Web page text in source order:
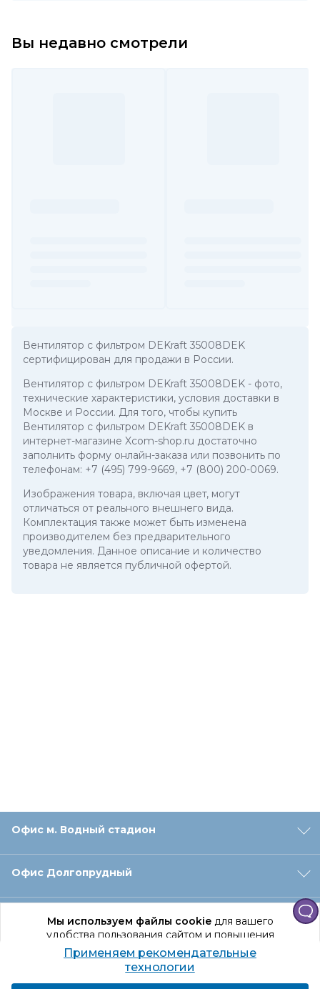
Мы используем файлы cookieдля вашего
удобства пользования сайтом и повышения
качества рекомендаций.
Продолжая использование сайта, вы даете
согласие на обработку персональных данных
Вы недавно смотрели
Вентилятор с фильтром DEKraft 35008DEK
сертифицирован для продажи в России.
Вентилятор с фильтром DEKraft 35008DEK - фото,
технические характеристики, условия доставки в
Москве и России. Для того, чтобы купить
Вентилятор с фильтром DEKraft 35008DEK в
интернет-магазине Xcom-shop.ru достаточно
заполнить форму онлайн-заказа или позвонить по
телефонам: +7 (495) 799-9669, +7 (800) 200-0069.
Изображения товара, включая цвет, могут
отличаться от реального внешнего вида.
Комплектация также может быть изменена
производителем без предварительного
уведомления. Данное описание и количество
товара не является публичной офертой.
Офис м. Водный стадион
Офис Долгопрудный
Офис Санкт‑Петербург
Оформление заказа
Применяем рекомендательные
технологии